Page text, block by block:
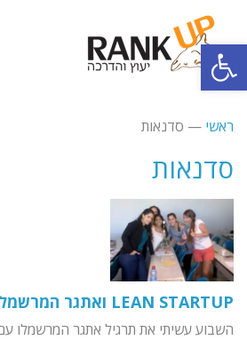
פתח סרגל נגישות
ראשי — סדנאות
סדנאות
LEAN STARTUP ואתגר המרשמלו
השבוע עשיתי את תרגיל אתגר המרשמלו